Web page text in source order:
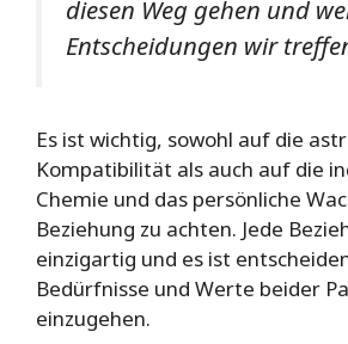
diesen Weg gehen und
Entscheidungen wir
Es ist wichtig, sowohl auf die
Kompatibilität als auch auf die
Chemie und das persönliche
Beziehung zu achten. Jede
einzigartig und es ist
Bedürfnisse und Werte beider
einzugehen.